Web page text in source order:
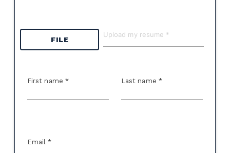
FILE
First name * Last name *
Email *